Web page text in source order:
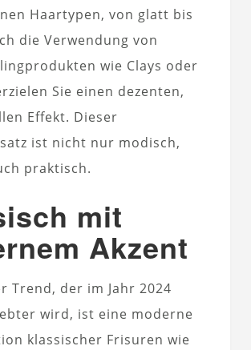
Haartypen, von glatt bis
die Verwendung von
wie Clays oder
Sie einen dezenten,
Effekt. Dieser
ist nicht nur modisch,
praktisch.
mit
Akzent
Trend, der im Jahr 2024
wird, ist eine moderne
klassischer Frisuren wie